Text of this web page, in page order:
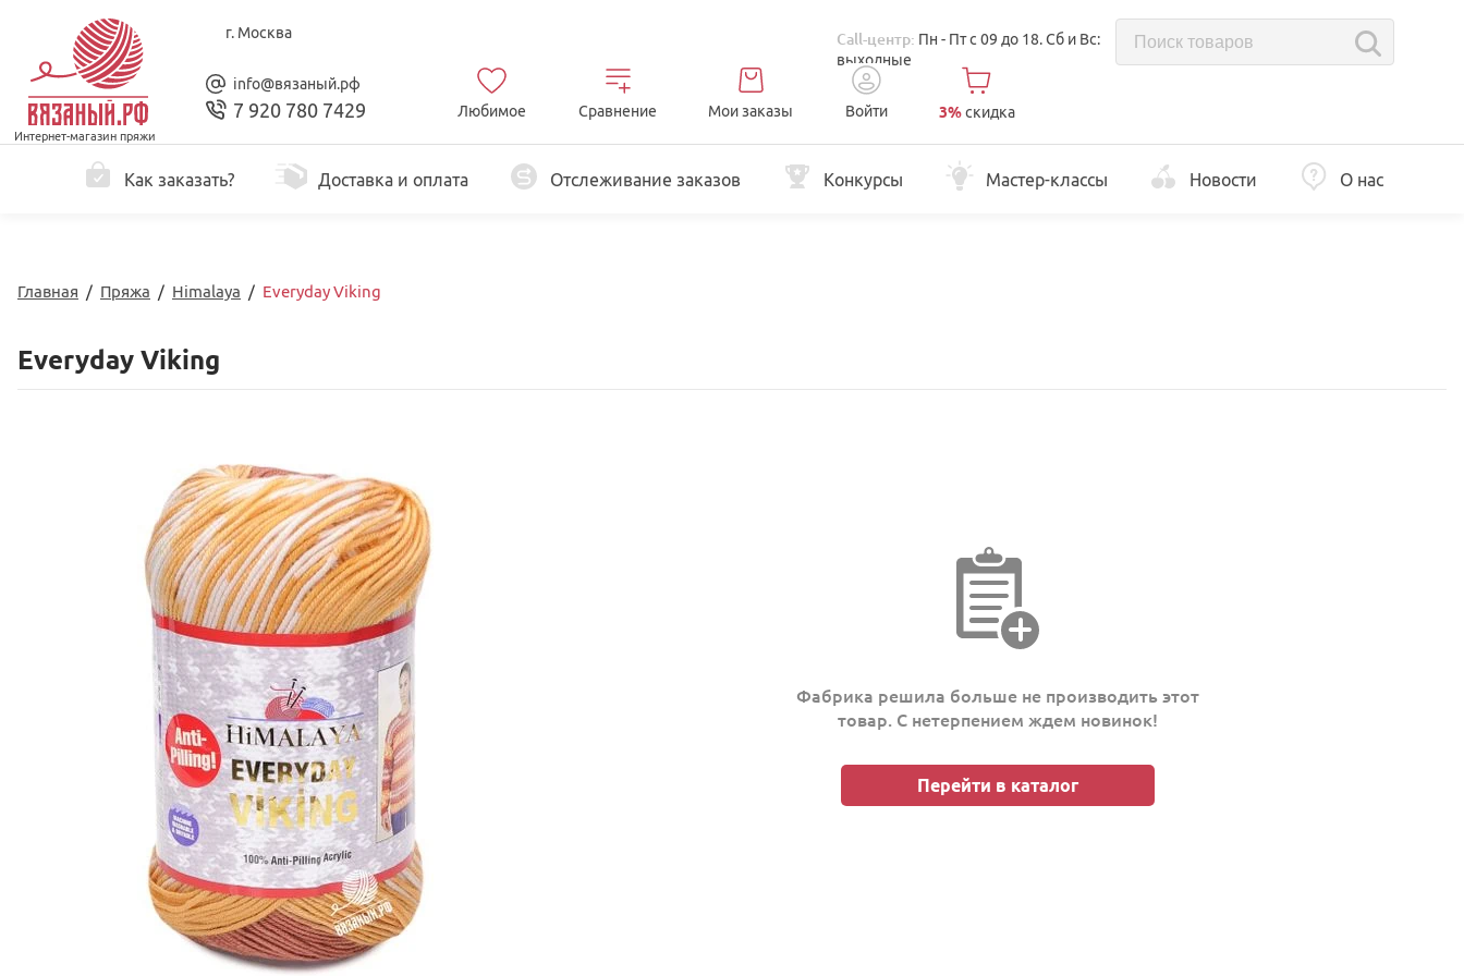
Интернет-магазин пряжи
г. Москва Call-центр: Пн - Пт с 09 до 18. Сб и Вс:
выходные
info@вязаный.рф
7 920 780 7429 Любимое Сравнение Мои заказы Войти 3%скидка
Как заказать? Доставка и оплата Отслеживание заказов Конкурсы Мастер-классы Новости О нас
Главная / Пряжа / Himalaya / Everyday Viking
Everyday Viking
Фабрика решила больше не производить этот
товар. С нетерпением ждем новинок!
Перейти в каталог